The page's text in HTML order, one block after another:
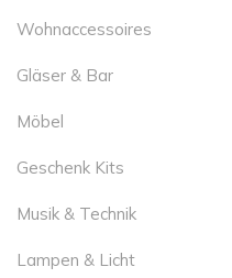
Wohnaccessoires
Gläser & Bar
Möbel
Geschenk Kits
Musik & Technik
Lampen & Licht